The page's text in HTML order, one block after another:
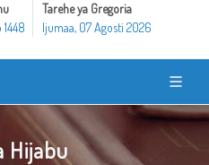
Tarehe ya Gregoria
Ijumaa, 07 Agosti 2026
Hijabu